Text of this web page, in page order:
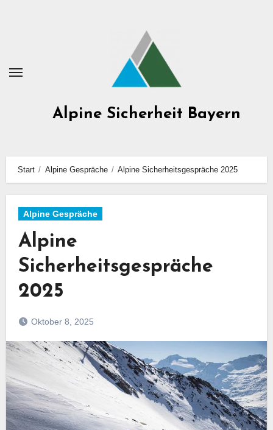
Alpine Sicherheit Bayern
Start Alpine Gespräche Alpine Sicherheitsgespräche 2025
Alpine Gespräche
Alpine
Sicherheitsgespräche
2025
Oktober 8, 2025